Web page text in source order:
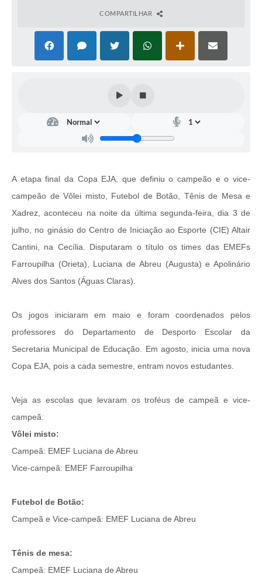
COMPARTILHAR
A etapa final da Copa EJA, que definiu o campeão e o vice-
campeão de Vôlei misto, Futebol de Botão, Tênis de Mesa e
Xadrez, aconteceu na noite da última segunda-feira, dia 3 de
julho, no ginásio do Centro de Iniciação ao Esporte (CIE) Altair
Cantini, na Cecília. Disputaram o título os times das EMEFs
Farroupilha (Orieta), Luciana de Abreu (Augusta) e Apolinário
Alves dos Santos (Águas Claras).
Os jogos iniciaram em maio e foram coordenados pelos
professores do Departamento de Desporto Escolar da
Secretaria Municipal de Educação. Em agosto, inicia uma nova
Copa EJA, pois a cada semestre, entram novos estudantes.
Veja as escolas que levaram os troféus de campeã e vice-
campeã:
Vôlei misto:
Campeã: EMEF Luciana de Abreu
Vice-campeã: EMEF Farroupilha
Futebol de Botão:
Campeã e Vice-campeã: EMEF Luciana de Abreu
Tênis de mesa:
Campeã: EMEF Luciana de Abreu